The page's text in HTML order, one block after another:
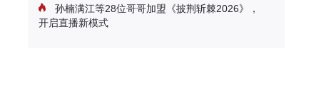
孙楠满江等28位哥哥加盟《披荆斩棘2026》，
开启直播新模式